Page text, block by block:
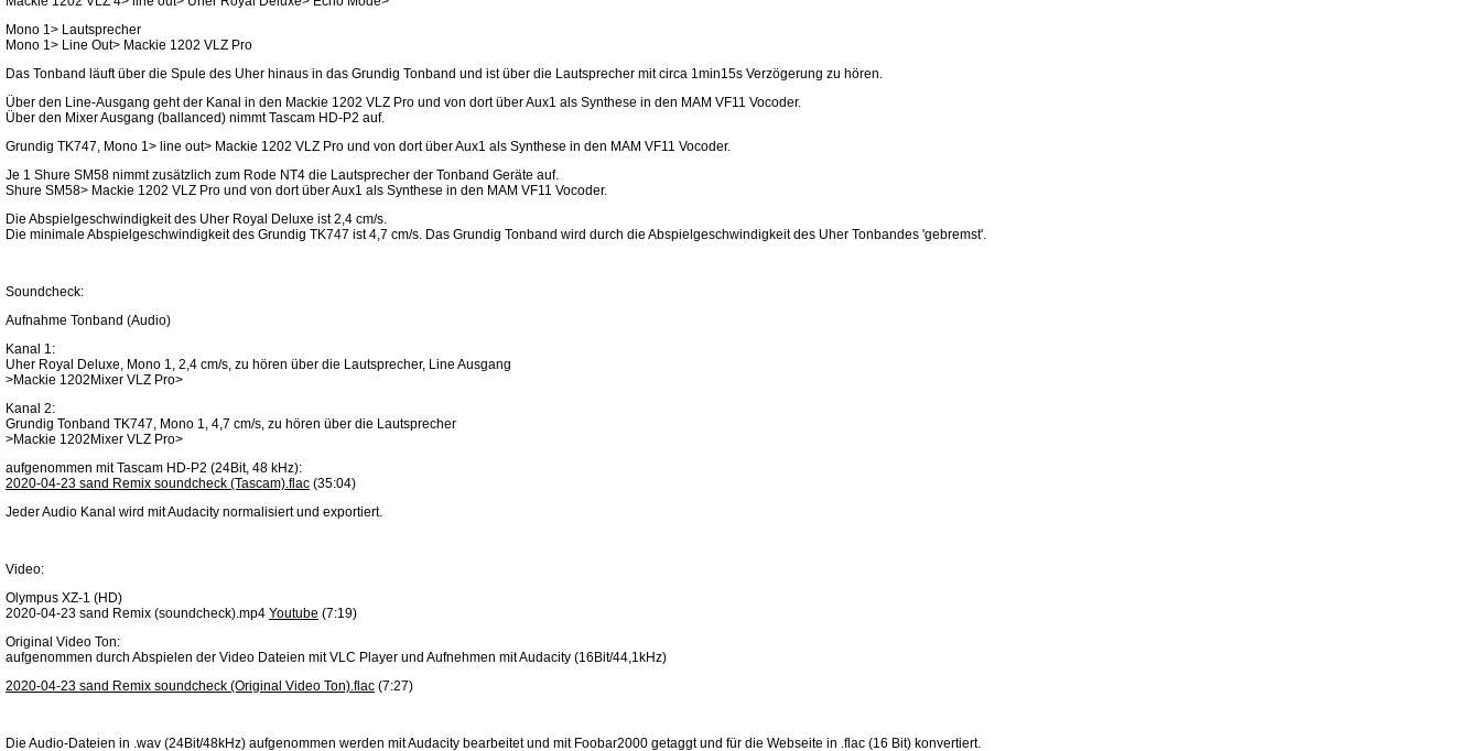
Mono 1> Lautsprecher
Mono 1> Line Out> Mackie 1202 VLZ Pro
Das Tonband läuft über die Spule des Uher hinaus in das Grundig Tonband und ist über die Lautsprecher mit circa 1min15s Verzögerung zu hören.
Über den Line-Ausgang geht der Kanal in den Mackie 1202 VLZ Pro und von dort über Aux1 als Synthese in den MAM VF11 Vocoder.
Über den Mixer Ausgang (ballanced) nimmt Tascam HD-P2 auf.
Grundig TK747, Mono 1> line out> Mackie 1202 VLZ Pro und von dort über Aux1 als Synthese in den MAM VF11 Vocoder.
Je 1 Shure SM58 nimmt zusätzlich zum Rode NT4 die Lautsprecher der Tonband Geräte auf.
Shure SM58> Mackie 1202 VLZ Pro und von dort über Aux1 als Synthese in den MAM VF11 Vocoder.
Die Abspielgeschwindigkeit des Uher Royal Deluxe ist 2,4 cm/s.
Die minimale Abspielgeschwindigkeit des Grundig TK747 ist 4,7 cm/s. Das Grundig Tonband wird durch die Abspielgeschwindigkeit des Uher Tonbandes 'gebremst'.
Soundcheck:
Aufnahme Tonband (Audio)
Kanal 1:
Uher Royal Deluxe, Mono 1, 2,4 cm/s, zu hören über die Lautsprecher, Line Ausgang
>Mackie 1202Mixer VLZ Pro>
Kanal 2:
Grundig Tonband TK747, Mono 1, 4,7 cm/s, zu hören über die Lautsprecher
>Mackie 1202Mixer VLZ Pro>
aufgenommen mit Tascam HD-P2 (24Bit, 48 kHz):
2020-04-23 sand Remix soundcheck (Tascam).flac (35:04)
Jeder Audio Kanal wird mit Audacity normalisiert und exportiert.
Video:
Olympus XZ-1 (HD)
2020-04-23 sand Remix (soundcheck).mp4 Youtube (7:19)
Original Video Ton:
aufgenommen durch Abspielen der Video Dateien mit VLC Player und Aufnehmen mit Audacity (16Bit/44,1kHz)
2020-04-23 sand Remix soundcheck (Original Video Ton).flac (7:27)
Die Audio-Dateien in .wav (24Bit/48kHz) aufgenommen werden mit Audacity bearbeitet und mit Foobar2000 getaggt und für die Webseite in .flac (16 Bit) konvertiert.